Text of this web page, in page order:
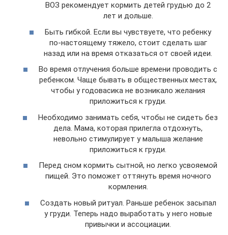
ВОЗ рекомендует кормить детей грудью до 2
лет и дольше.
Быть гибкой. Если вы чувствуете, что ребенку
по-настоящему тяжело, стоит сделать шаг
назад или на время отказаться от своей идеи.
Во время отлучения больше времени проводить с
ребенком. Чаще бывать в общественных местах,
чтобы у годовасика не возникало желания
приложиться к груди.
Необходимо занимать себя, чтобы не сидеть без
дела. Мама, которая прилегла отдохнуть,
невольно стимулирует у малыша желание
приложиться к груди.
Перед сном кормить сытной, но легко усвояемой
пищей. Это поможет оттянуть время ночного
кормления.
Создать новый ритуал. Раньше ребенок засыпал
у груди. Теперь надо выработать у него новые
привычки и ассоциации.